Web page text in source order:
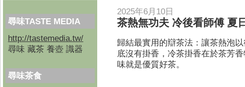
尋味TASTE MEDIA
http://tastemedia.tw/
尋味 藏茶 養壺 識器
尋味茶食
2025年6月10日
茶熱無功夫 冷後看師傅 夏
歸結最實用的辯茶法：讓茶熱泡
底沒有掛香，冷茶掛香在於茶芳
味就是優質好茶。